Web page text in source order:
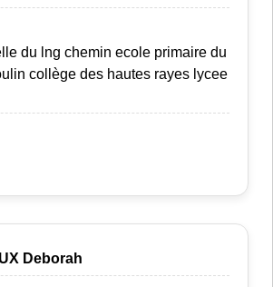
du lng chemin ecole primaire du
collège des hautes rayes lycee
Deborah